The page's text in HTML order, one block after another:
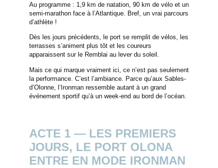
Au programme : 1,9 km de natation, 90 km de vélo et un
semi-marathon face à l’Atlantique. Bref, un vrai parcours
d’athlète !
Dès les jours précédents, le port se remplit de vélos, les
terrasses s’animent plus tôt et les coureurs
apparaissent sur le Remblai au lever du soleil.
Mais ce qui marque vraiment ici, ce n’est pas seulement
la performance. C’est l’ambiance. Parce qu’aux Sables-
d’Olonne, l’Ironman ressemble autant à un grand
événement sportif qu’à un week-end au bord de l’océan.
ACTE 1 — LES PREMIERS
JOURS, LE PORT OLONA
ENTRE EN MODE IRONMAN